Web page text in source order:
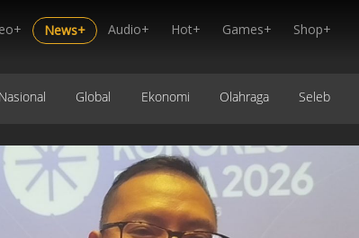
News+ Audio+ Hot+ Games+ Shop+
Nasional Global Ekonomi Olahraga Seleb